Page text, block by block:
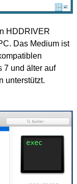
HDDRIVER
Das Medium ist
7 und älter auf
unterstützt.